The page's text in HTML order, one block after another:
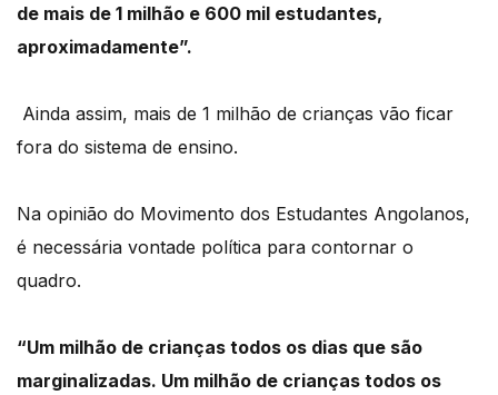
de mais de 1 milhão e 600 mil estudantes,
aproximadamente”.
Ainda assim, mais de 1 milhão de crianças vão ficar
fora do sistema de ensino.
Na opinião do Movimento dos Estudantes Angolanos,
é necessária vontade política para contornar o
quadro.
“Um milhão de crianças todos os dias que são
marginalizadas. Um milhão de crianças todos os